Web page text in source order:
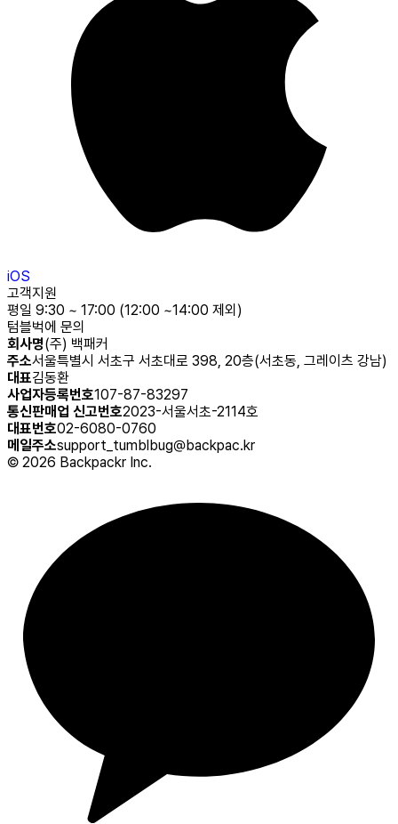
iOS
고객지원
평일 9:30 ~ 17:00 (12:00 ~14:00 제외)
텀블벅에 문의
회사명(주) 백패커
주소서울특별시 서초구 서초대로 398, 20층(서초동, 그레이츠 강남)
대표김동환
사업자등록번호107-87-83297
통신판매업 신고번호2023-서울서초-2114호
대표번호02-6080-0760
메일주소support_tumblbug@backpac.kr
© 2026 Backpackr Inc.